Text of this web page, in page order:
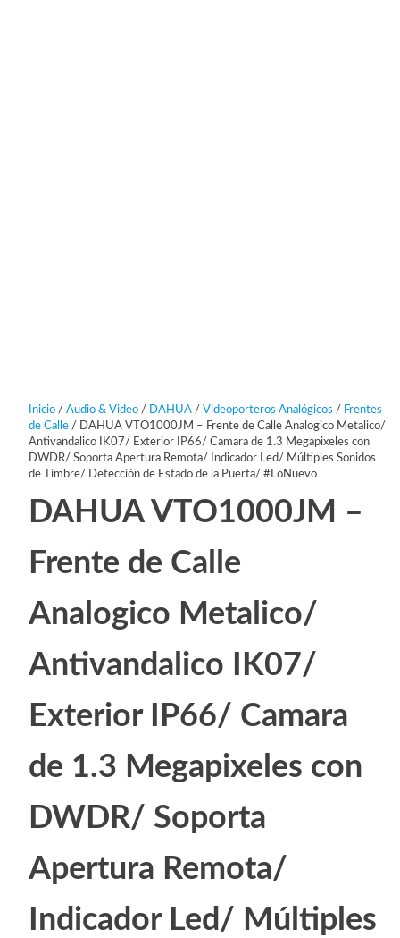
Inicio/ Audio & Video/ DAHUA/ Videoporteros Analógicos / Frentes
de Calle/ DAHUA VTO1000JM – Frente de Calle Analogico Metalico/
Antivandalico IK07/ Exterior IP66/ Camara de 1.3 Megapixeles con
DWDR/ Soporta Apertura Remota/ Indicador Led/ Múltiples Sonidos
de Timbre/ Detección de Estado de la Puerta/ #LoNuevo
DAHUA VTO1000JM –
Frente de Calle
Analogico Metalico/
Antivandalico IK07/
Exterior IP66/ Camara
de 1.3 Megapixeles con
DWDR/ Soporta
Apertura Remota/
Indicador Led/ Múltiples